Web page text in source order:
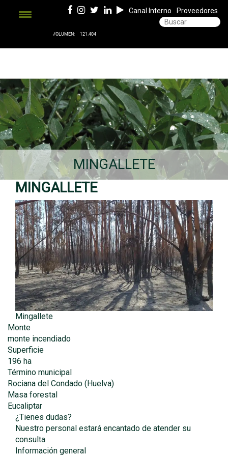
Canal Interno Proveedores
MINGALLETE
MINGALLETE
Mingallete
Monte
monte incendiado
Superficie
196 ha
Término municipal
Rociana del Condado (Huelva)
Masa forestal
Eucaliptar
¿Tienes dudas?
Nuestro personal estará encantado de atender su
consulta
Información general